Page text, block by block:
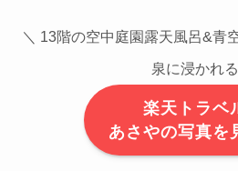
＼ 13階の空中庭園露天風呂&青
泉に浸かれ
楽天トラベ
あさやの写真を